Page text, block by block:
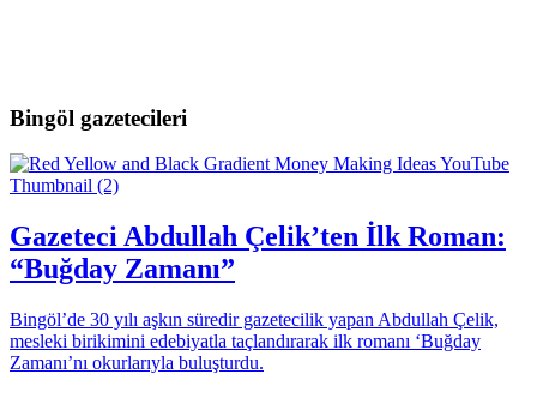
Bingöl gazetecileri
Gazeteci Abdullah Çelik’ten İlk Roman:
“Buğday Zamanı”
Bingöl’de 30 yılı aşkın süredir gazetecilik yapan Abdullah Çelik,
mesleki birikimini edebiyatla taçlandırarak ilk romanı ‘Buğday
Zamanı’nı okurlarıyla buluşturdu.